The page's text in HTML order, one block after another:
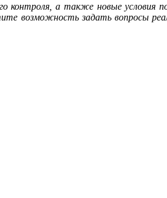
контроля, а также новые условия
возможность задать вопросы